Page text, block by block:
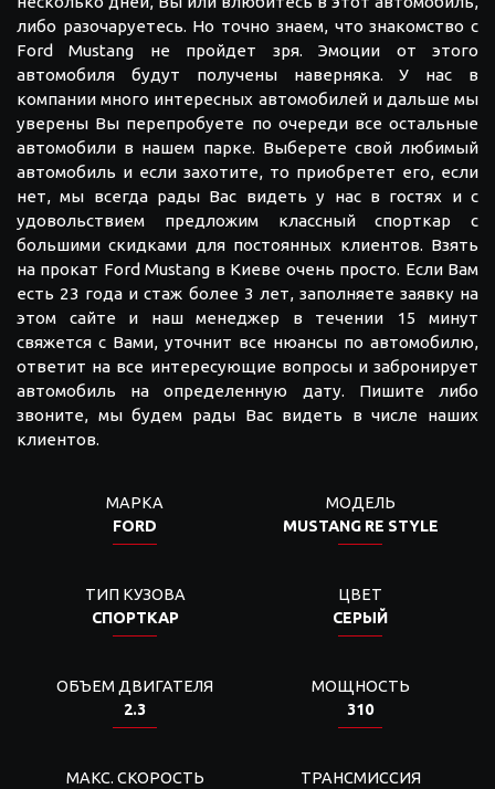
либо разочаруетесь. Но точно знаем, что знакомство с
Ford Mustang не пройдет зря. Эмоции от этого
автомобиля будут получены наверняка. У нас в
компании много интересных автомобилей и дальше мы
уверены Вы перепробуете по очереди все остальные
автомобили в нашем парке. Выберете свой любимый
автомобиль и если захотите, то приобретет его, если
нет, мы всегда рады Вас видеть у нас в гостях и с
удовольствием предложим классный спорткар с
большими скидками для постоянных клиентов. Взять
на прокат Ford Mustang в Киеве очень просто. Если Вам
есть 23 года и стаж более 3 лет, заполняете заявку на
этом сайте и наш менеджер в течении 15 минут
свяжется с Вами, уточнит все нюансы по автомобилю,
ответит на все интересующие вопросы и забронирует
автомобиль на определенную дату. Пишите либо
звоните, мы будем рады Вас видеть в числе наших
клиентов.
МАРКА
FORD
МОДЕЛЬ
MUSTANG RE STYLE
ТИП КУЗОВА
СПОРТКАР
ЦВЕТ
СЕРЫЙ
ОБЪЕМ ДВИГАТЕЛЯ
2.3
МОЩНОСТЬ
310
МАКС. СКОРОСТЬ
ТРАНСМИССИЯ